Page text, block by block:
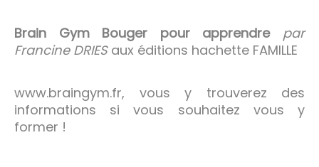
Brain Gym Bouger pour apprendre
par
Francine DRIESaux éditions hachette FAMILLE
www.braingym.fr, vous y trouverez des
informations si vous souhaitez vous y
former !